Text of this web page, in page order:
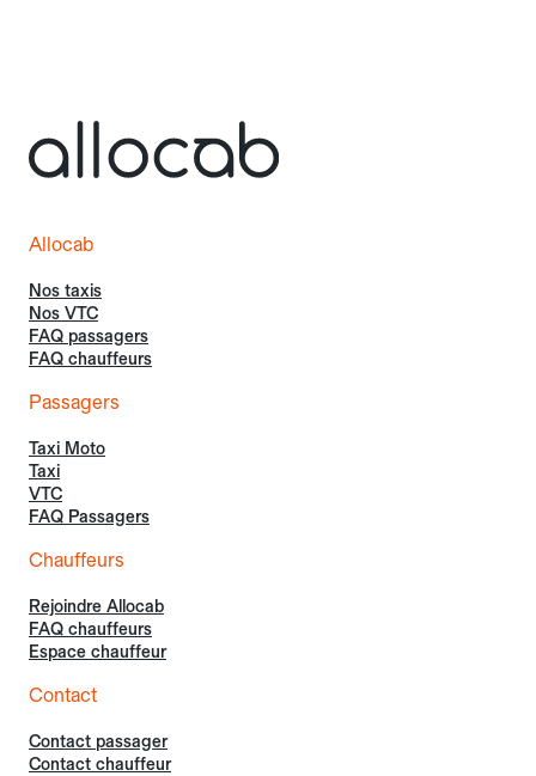
Allocab
Nos taxis
Nos VTC
FAQ passagers
FAQ chauffeurs
Passagers
Taxi Moto
Taxi
VTC
FAQ Passagers
Chauffeurs
Rejoindre Allocab
FAQ chauffeurs
Espace chauffeur
Contact
Contact passager
Contact chauffeur